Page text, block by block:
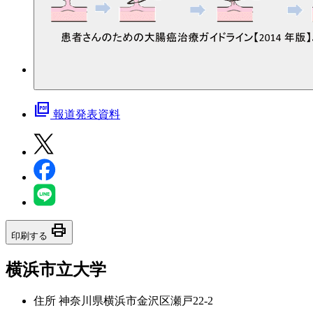
picture_as_pdf 報道発表資料
印刷する print
横浜市立大学
住所 神奈川県横浜市金沢区瀬戸22-2